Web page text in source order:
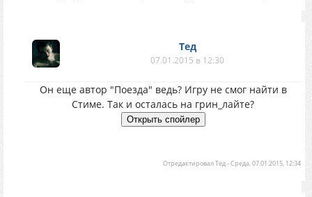
Тед
07.01.2015 в 12:30
Он еще автор "Поезда" ведь? Игру не смог найти в
Стиме. Так и осталась на грин_лайте?
ОтредактировалТед-Среда, 07.01.2015, 12:34